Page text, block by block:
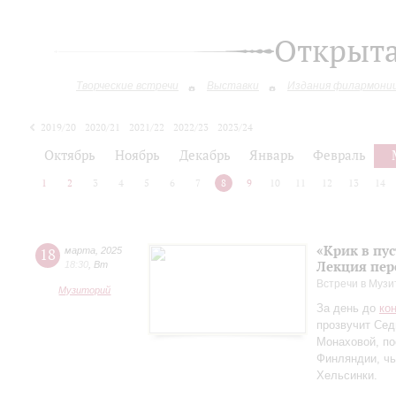
Творческие встречи Выставки Издания
2019/20 2020/21 2021/22 2022/23
2023/24
Октябрь Ноябрь Декабрь Январь Февраль
1 2 3 4 5 6 7 8 9 10 12 13 14
18 марта
2025
18:30 Вт
Музиторий
«Крик в
Лекция
Встречи в
За день до
прозвучит
Монаховой,
Финляндии,
Хельсинки.